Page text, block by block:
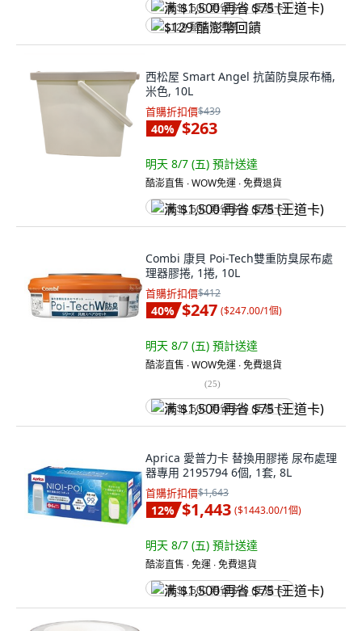
满 $1,500 再省 $75 (王道卡)
$129 酷澎幣回饋
西松屋 Smart Angel 抗菌防臭尿布桶,
米色, 10L
首購折扣價$439
40% $263
明天 8/7 (五) 預計送達
酷澎直售 ∙ WOW免運 ∙ 免費退貨
满 $1,500 再省 $75 (王道卡)
Combi 康貝 Poi-Tech雙重防臭尿布處
理器膠捲, 1捲, 10L
首購折扣價$412
40% $247 ($247.00/1個)
明天 8/7 (五) 預計送達
酷澎直售 ∙ WOW免運 ∙ 免費退貨
(25)
满 $1,500 再省 $75 (王道卡)
Aprica 愛普力卡 替換用膠捲 尿布處理
器專用 2195794 6個, 1套, 8L
首購折扣價$1,643
12% $1,443 ($1443.00/1個)
明天 8/7 (五) 預計送達
酷澎直售 ∙ 免運 ∙ 免費退貨
满 $1,500 再省 $75 (王道卡)